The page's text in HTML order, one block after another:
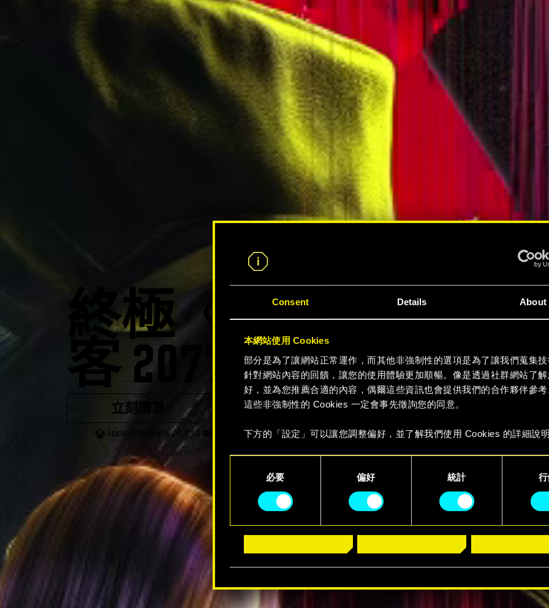
Consent Details About
本網站使用 Cookies
部分是為了讓網站正常運作，而其他非強制性的選項是為了讓我們蒐集
針對網站內容的回饋，讓您的使用體驗更加順暢。像是透過社群網站了
好，並為您推薦合適的內容，偶爾這些資訊也會提供我們的合作夥伴參
這些非強制性的 Cookies 一定會事先徵詢您的同意。
下方的「設定」可以讓您調整偏好，並了解我們使用 Cookies 的詳細說
Selection必要 偏好 統計
終極《電馭叛
客 2077》體驗
立刻購買 觀看預告片